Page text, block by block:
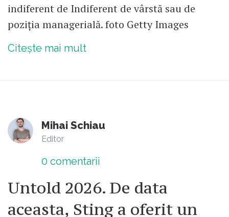
indiferent de Indiferent de vârstă sau de
poziția managerială. foto Getty Images
Citește mai mult
Mihai Schiau
Editor
0 comentarii
Untold 2026. De data
aceasta, Sting a oferit un